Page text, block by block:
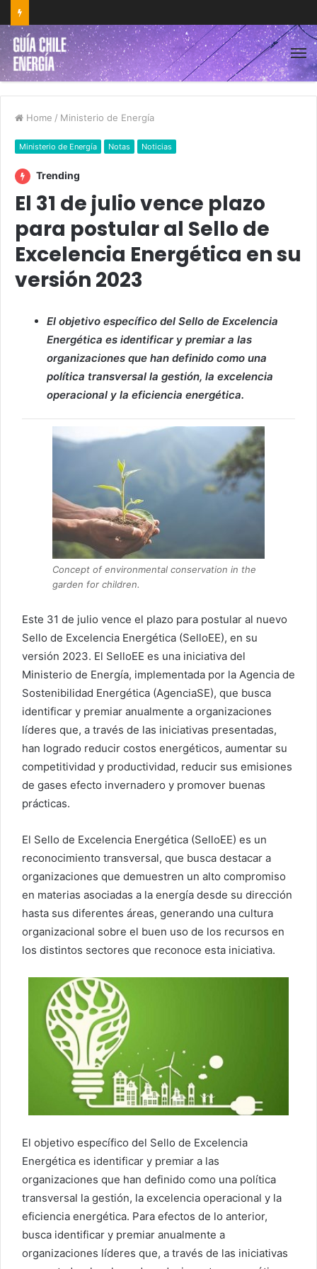
Home / Ministerio de Energía
Ministerio de Energía Notas Noticias
Trending
El 31 de julio vence plazo
para postular al Sello de
Excelencia Energética en su
versión 2023
El objetivo específico del Sello de Excelencia
Energética es identificar y premiar a las
organizaciones que han definido como una
política transversal la gestión, la excelencia
operacional y la eficiencia energética.
Concept of environmental conservation in the
garden for children.
Este 31 de julio vence el plazo para postular al nuevo
Sello de Excelencia Energética (SelloEE), en su
versión 2023. El SelloEE es una iniciativa del
Ministerio de Energía, implementada por la Agencia de
Sostenibilidad Energética (AgenciaSE), que busca
identificar y premiar anualmente a organizaciones
líderes que, a través de las iniciativas presentadas,
han logrado reducir costos energéticos, aumentar su
competitividad y productividad, reducir sus emisiones
de gases efecto invernadero y promover buenas
prácticas.
El Sello de Excelencia Energética (SelloEE) es un
reconocimiento transversal, que busca destacar a
organizaciones que demuestren un alto compromiso
en materias asociadas a la energía desde su dirección
hasta sus diferentes áreas, generando una cultura
organizacional sobre el buen uso de los recursos en
los distintos sectores que reconoce esta iniciativa.
El objetivo específico del Sello de Excelencia
Energética es identificar y premiar a las
organizaciones que han definido como una política
transversal la gestión, la excelencia operacional y la
eficiencia energética. Para efectos de lo anterior,
busca identificar y premiar anualmente a
organizaciones líderes que, a través de las iniciativas